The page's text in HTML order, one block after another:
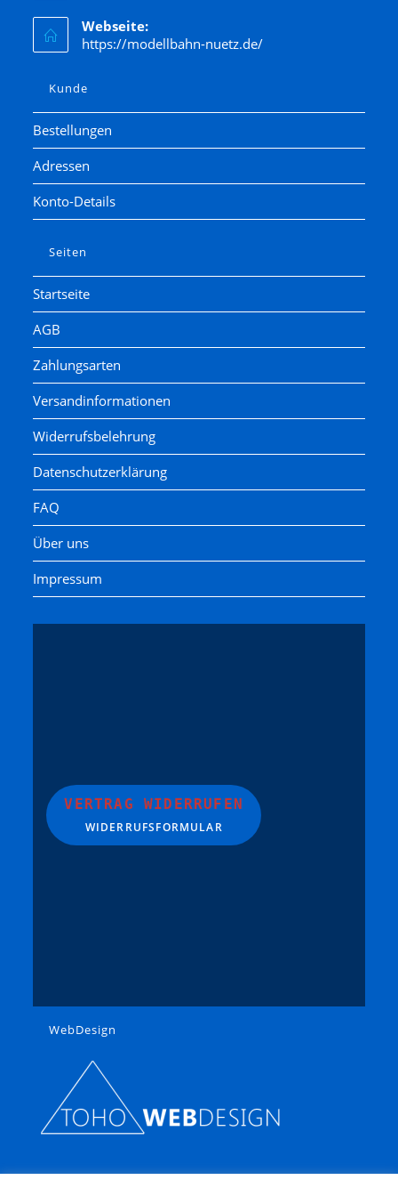
Webseite:
https://modellbahn-nuetz.de/
Kunde
Bestellungen
Adressen
Konto-Details
Seiten
Startseite
AGB
Zahlungsarten
Versandinformationen
Widerrufsbelehrung
Datenschutzerklärung
FAQ
Über uns
Impressum
VERTRAG WIDERRUFEN
WIDERRUFSFORMULAR
WebDesign